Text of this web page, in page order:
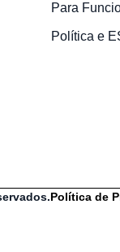
Para
Política e
Política de